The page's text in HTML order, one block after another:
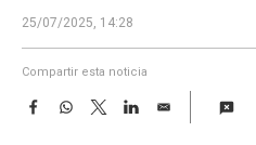
25/07/2025, 14:28
Compartir esta noticia
F
W
T
w
L
E